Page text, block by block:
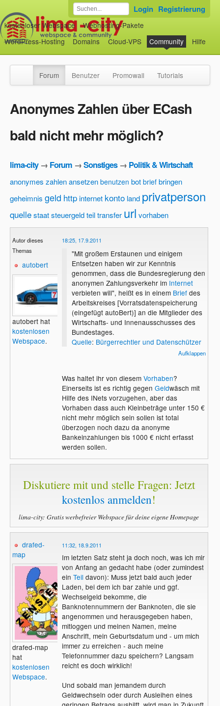
kostenloser Webspace
Webhosting-Pakete
WordPress-Hosting
Domains Cloud-VPS Community Hilfe
Login Registrierung
Forum Benutzer Promowall Tutorials
Anonymes Zahlen über ECash
bald nicht mehr möglich?
lima-city→ Forum →Sonstiges→ Politik & Wirtschaft
anonymes zahlenansetzen benutzen bot brief bringen
geheimnis geld httpinternet konto land privatperson
quellestaatsteuergeldteiltransfer url vorhaben
Autor dieses
Themas
autobert
autobert hat
kostenlosen
Webspace.
18:25, 17.9.2011
"Mit großem Erstaunen und einigem
Entsetzen haben wir zur Kenntnis
genommen, dass die Bundesregierung den
anonymen Zahlungsverkehr im Internet
verbieten will", heißt es in einem Briefdes
Arbeitskreises [Vorratsdatenspeicherung
(eingefügt autoBert)] an die Mitglieder des
Wirtschafts- und Innenausschusses des
Bundestages.
Quelle: Bürgerrechtler und Datenschützer
Aufklappen
Was haltet ihr von diesem Vorhaben?
Einerseits ist es richtig gegen Geldwäsch mit
Hilfe des INets vorzugehen, aber das
Vorhaben dass auch Kleinbeträge unter 150 €
nicht mehr möglich sein sollen ist total
überzogen noch dazu da anonyme
Bankeinzahlungen bis 1000 € nicht erfasst
werden sollen.
Diskutiere mit und stelle Fragen: Jetzt
kostenlos anmelden!
lima-city: Gratis werbefreier Webspace für deine eigene Homepage
drafed-
map
drafed-map
hat
kostenlosen
Webspace.
11:32, 18.9.2011
Im letzten Satz steht ja doch noch, was ich mir
von Anfang an gedacht habe (oder zumindest
ein Teil davon): Muss jetzt bald auch jeder
Laden, bei dem ich bar zahle und ggf.
Wechselgeld bekomme, die
Banknotennummern der Banknoten, die sie
angenommen und herausgegeben haben,
mitloggen und meinen Namen, meine
Anschrift, mein Geburtsdatum und - um mich
immer zu erreichen - auch meine
Telefonnummer dazu speichern? Langsam
reicht es doch wirklich!
Und sobald man jemandem durch
Geldwechseln oder durch Ausleihen eines